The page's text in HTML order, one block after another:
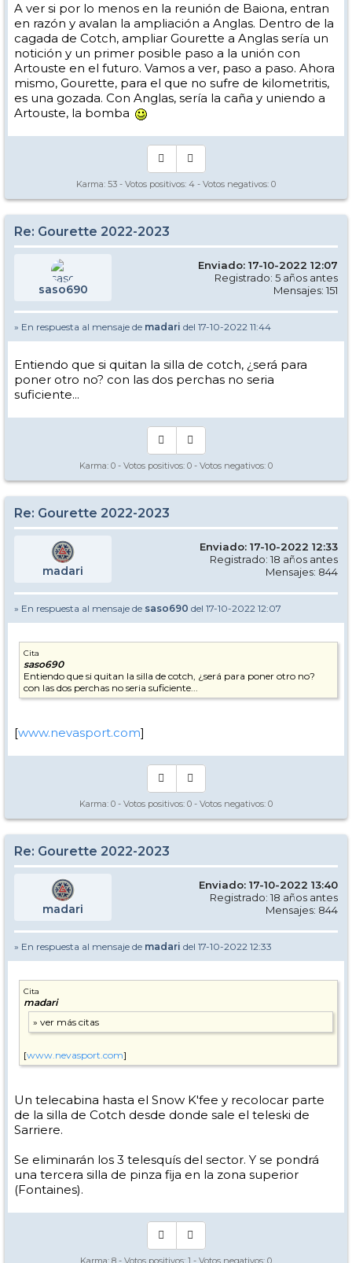
A ver si por lo menos en la reunión de Baiona, entran
en razón y avalan la ampliación a Anglas. Dentro de la
cagada de Cotch, ampliar Gourette a Anglas sería un
notición y un primer posible paso a la unión con
Artouste en el futuro. Vamos a ver, paso a paso. Ahora
mismo, Gourette, para el que no sufre de kilometritis,
es una gozada. Con Anglas, sería la caña y uniendo a
Artouste, la bomba
Karma: 53 - Votos positivos: 4 - Votos negativos: 0
Re: Gourette 2022-2023
saso690
Enviado: 17-10-2022 12:07
Registrado: 5 años antes
Mensajes: 151
» En respuesta al mensaje de madari del 17-10-2022 11:44
Entiendo que si quitan la silla de cotch, ¿será para
poner otro no? con las dos perchas no seria
suficiente...
Karma: 0 - Votos positivos: 0 - Votos negativos: 0
Re: Gourette 2022-2023
madari
Enviado: 17-10-2022 12:33
Registrado: 18 años antes
Mensajes: 844
» En respuesta al mensaje de saso690 del 17-10-2022 12:07
Cita
saso690
Entiendo que si quitan la silla de cotch, ¿será para poner otro no?
con las dos perchas no seria suficiente...
[www.nevasport.com]
Karma: 0 - Votos positivos: 0 - Votos negativos: 0
Re: Gourette 2022-2023
madari
Enviado: 17-10-2022 13:40
Registrado: 18 años antes
Mensajes: 844
» En respuesta al mensaje de madari del 17-10-2022 12:33
Cita
madari
[www.nevasport.com]
Un telecabina hasta el Snow K'fee y recolocar parte
de la silla de Cotch desde donde sale el teleski de
Sarriere.
Se eliminarán los 3 telesquís del sector. Y se pondrá
una tercera silla de pinza fija en la zona superior
(Fontaines).
Karma: 8 - Votos positivos: 1 - Votos negativos: 0